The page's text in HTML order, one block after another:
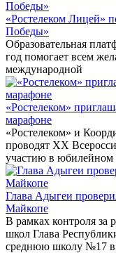
«Ростелеком Лицей»
Победы»
Образовательная
год помогает всем
международной
«Ростелеком»
марафоне
«Ростелеком» и
проводят XX
участию в юбилейном
Глава Адыгеи
Майкопе
В рамках контроля за
школ Глава
среднюю школу №17 в